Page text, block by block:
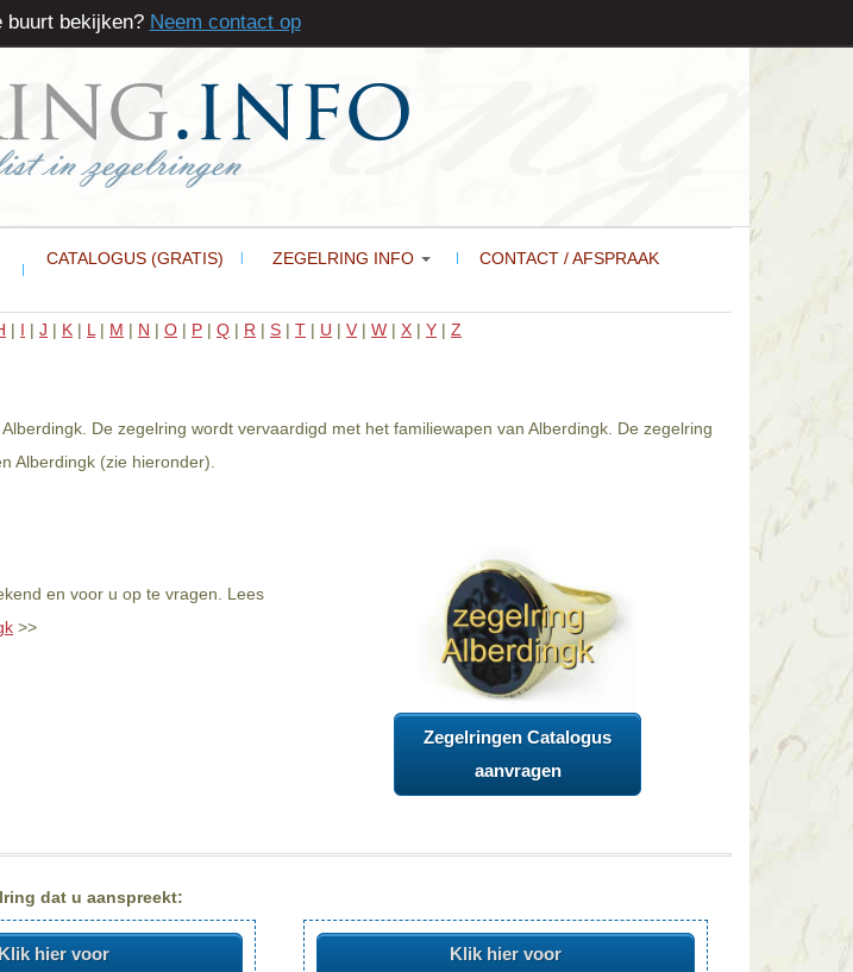
CATALOGUS (GRATIS) ZEGELRING INFO CONTACT / AFSPRAAK
| I | J | K | L | M | N | O | P | Q | R | S | T | U | V | W | X | Y | Z
De zegelring wordt vervaardigd met het familiewapen van Alberdingk. De zegelring
Alberdingk (zie hieronder).
en voor u op te vragen. Lees
>>
Zegelringen Catalogus
aanvragen
dat u aanspreekt:
Klik hier voor
Klik hier voor
buurt bekijken? Neem contact op